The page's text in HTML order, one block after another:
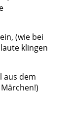
(wie bei
klingen
aus dem